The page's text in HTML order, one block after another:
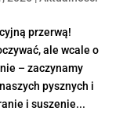
przerwą!
ale wcale o
– zaczynamy
pysznych i
i suszenie...